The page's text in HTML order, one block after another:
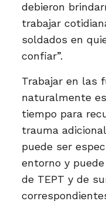
debieron
trabajar
soldados en
confiar”.
Trabajar en las
naturalmente
tiempo para
trauma
puede ser
entorno y
de TEPT y de